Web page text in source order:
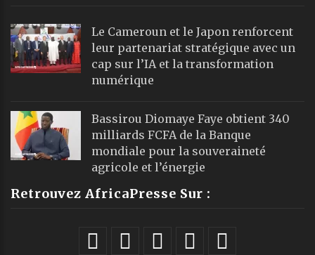
Le Cameroun et le Japon renforcent
leur partenariat stratégique avec un
cap sur l’IA et la transformation
numérique
Bassirou Diomaye Faye obtient 340
milliards FCFA de la Banque
mondiale pour la souveraineté
agricole et l’énergie
Retrouvez AfricaPresse Sur :